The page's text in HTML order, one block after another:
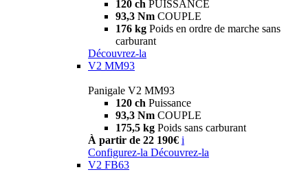
120 ch PUISSANCE
93,3 Nm COUPLE
176 kg Poids en ordre de marche sans
carburant
Découvrez-la
V2 MM93
Panigale V2 MM93
120 ch Puissance
93,3 Nm COUPLE
175,5 kg Poids sans carburant
À partir de 22 190€ i
Configurez-la Découvrez-la
V2 FB63